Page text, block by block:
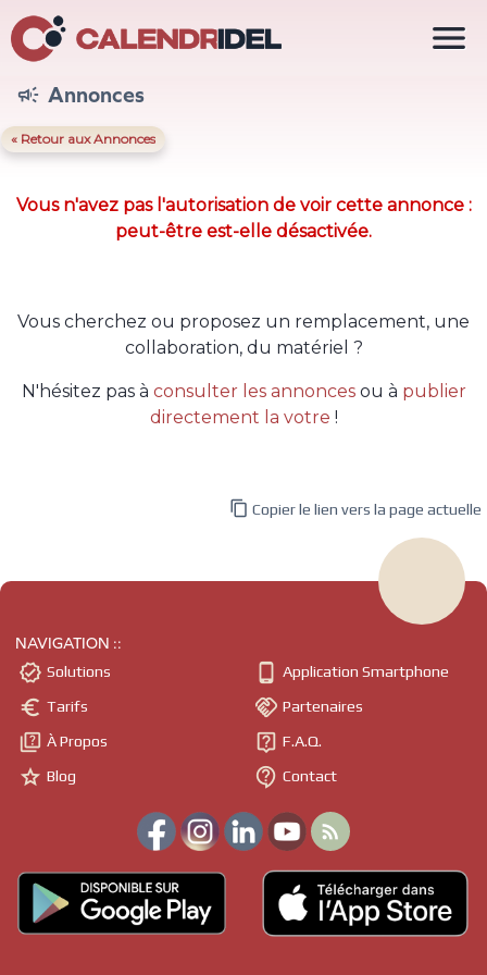
 Annonces
« Retour aux Annonces
Vous n'avez pas l'autorisation de voir cette annonce :
peut-être est-elle désactivée.
Vous cherchez ou proposez un remplacement, une
collaboration, du matériel ?
N'hésitez pas à consulter les annoncesou à publier
directement la votre !

 Copier le lien vers la page actuelle
NAVIGATION ::
 Solutions
 Tarifs
 À Propos
 Blog
 Application Smartphone
 Partenaires
 F.A.Q.
 Contact
